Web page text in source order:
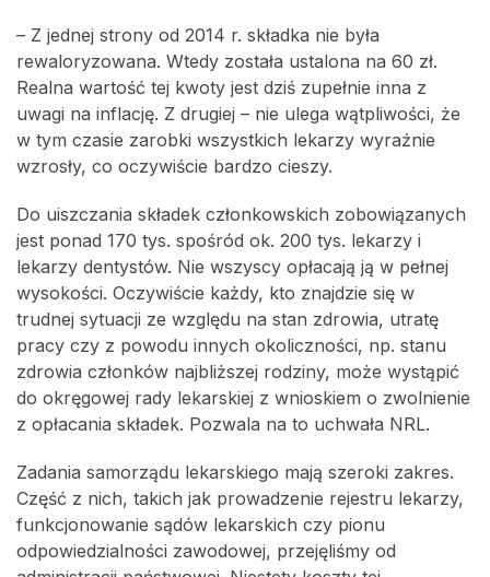
– Z jednej strony od 2014 r. składka nie była
rewaloryzowana. Wtedy została ustalona na 60 zł.
Realna wartość tej kwoty jest dziś zupełnie inna z
uwagi na inflację. Z drugiej – nie ulega wątpliwości, że
w tym czasie zarobki wszystkich lekarzy wyraźnie
wzrosły, co oczywiście bardzo cieszy.
Do uiszczania składek członkowskich zobowiązanych
jest ponad 170 tys. spośród ok. 200 tys. lekarzy i
lekarzy dentystów. Nie wszyscy opłacają ją w pełnej
wysokości. Oczywiście każdy, kto znajdzie się w
trudnej sytuacji ze względu na stan zdrowia, utratę
pracy czy z powodu innych okoliczności, np. stanu
zdrowia członków najbliższej rodziny, może wystąpić
do okręgowej rady lekarskiej z wnioskiem o zwolnienie
z opłacania składek. Pozwala na to uchwała NRL.
Zadania samorządu lekarskiego mają szeroki zakres.
Część z nich, takich jak prowadzenie rejestru lekarzy,
funkcjonowanie sądów lekarskich czy pionu
odpowiedzialności zawodowej, przejęliśmy od